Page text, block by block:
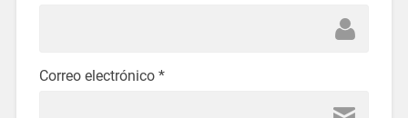
Correo electrónico *